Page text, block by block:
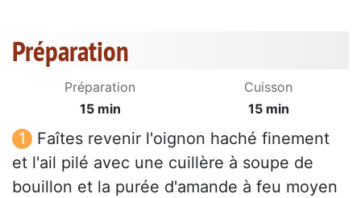
Préparation
Préparation
15 min
Cuisson
15 min
Faîtes revenir l'oignon haché finement
et l'ail pilé avec une cuillère à soupe de
bouillon et la purée d'amande à feu moyen